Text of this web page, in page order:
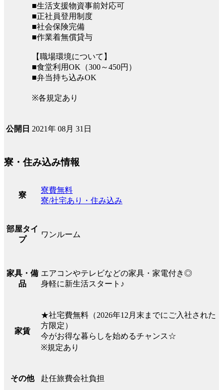
■生活支援物資事前対応可
■正社員登用制度
■社会保険完備
■作業着無償貸与
【職場環境について】
■食堂利用OK（300～450円）
■弁当持ち込みOK
※各規定あり
公開日 2021年 08月 31日
寮・住み込み情報
寮
寮費無料
寮/社宅あり・住み込み
部屋タイ
プ
ワンルーム
家具・備
品
エアコンやテレビなどの家具・家電付き◎
身軽に新生活スタート♪
家賃
★社宅費無料（2026年12月末までにご入社された
方限定）
今がお得な暮らしを始めるチャンス☆
※規定あり
その他 赴任旅費会社負担